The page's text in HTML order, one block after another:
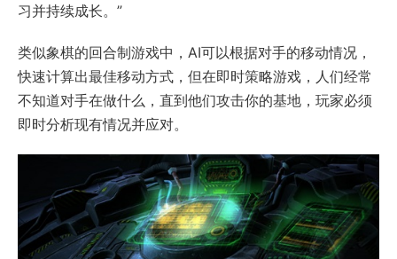
习并持续成长。”
类似象棋的回合制游戏中，AI可以根据对手的移动情况，
快速计算出最佳移动方式，但在即时策略游戏，人们经常
不知道对手在做什么，直到他们攻击你的基地，玩家必须
即时分析现有情况并应对。